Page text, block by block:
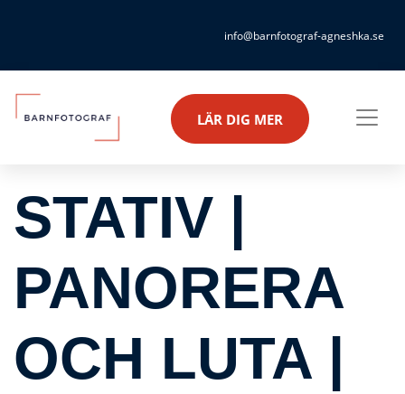
info@barnfotograf-agneshka.se
LÄR DIG MER
STATIV |
PANORERA
OCH LUTA |